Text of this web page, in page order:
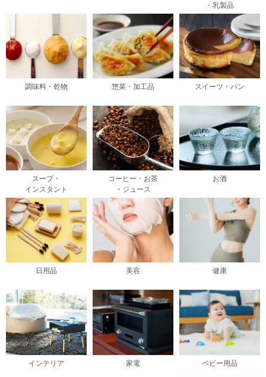
・乳製品
調味料・乾物 惣菜・加工品 スイーツ・パン
スープ・
インスタント
コーヒー・お茶
・ジュース
お酒
日用品 美容 健康
インテリア 家電 ベビー用品